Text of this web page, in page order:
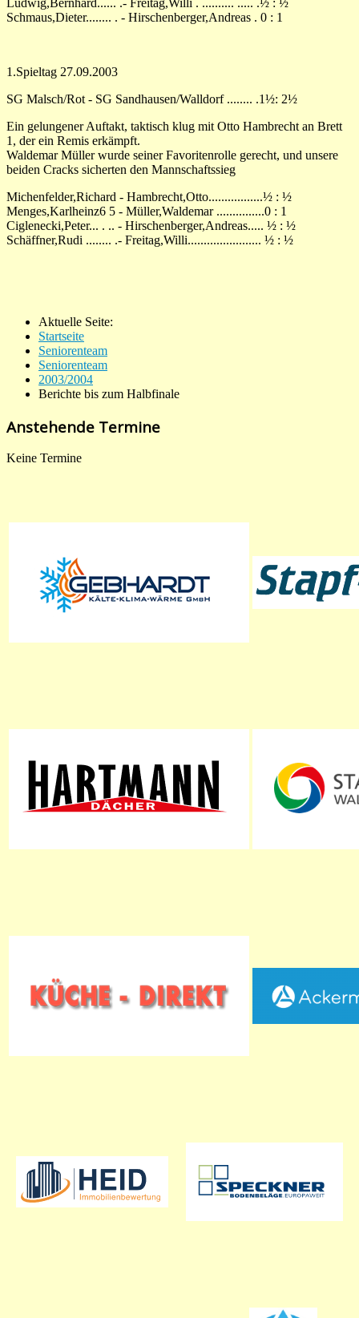
Ludwig,Bernhard...... .- Freitag,Willi . .......... ..... .½ : ½
Schmaus,Dieter........ . - Hirschenberger,Andreas . 0 : 1
1.Spieltag 27.09.2003
SG Malsch/Rot - SG Sandhausen/Walldorf ........ .1½: 2½
Ein gelungener Auftakt, taktisch klug mit Otto Hambrecht an Brett
1, der ein Remis erkämpft.
Waldemar Müller wurde seiner Favoritenrolle gerecht, und unsere
beiden Cracks sicherten den Mannschaftssieg
Michenfelder,Richard - Hambrecht,Otto.................½ : ½
Menges,Karlheinz6 5 - Müller,Waldemar ...............0 : 1
Ciglenecki,Peter... . .. - Hirschenberger,Andreas..... ½ : ½
Schäffner,Rudi ........ .- Freitag,Willi....................... ½ : ½
Aktuelle Seite:
Startseite
Seniorenteam
Seniorenteam
2003/2004
Berichte bis zum Halbfinale
Anstehende Termine
Keine Termine